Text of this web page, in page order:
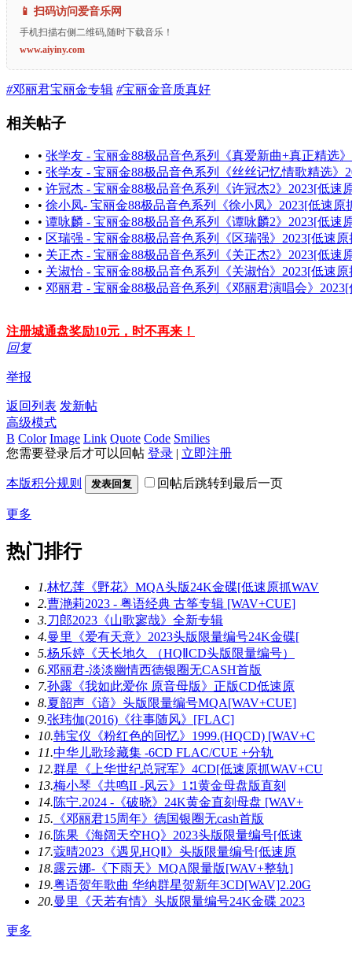
📱 扫码访问爱音乐网
手机扫描右侧二维码,随时下载音乐！
www.aiyiny.com
#邓丽君宝丽金专辑 #宝丽金音质真好
相关帖子
• 张学友 - 宝丽金88极品音色系列《真爱新曲+真正精选
• 张学友 - 宝丽金88极品音色系列《丝丝记忆情歌精选》
• 许冠杰 - 宝丽金88极品音色系列《许冠杰2》2023[低速
• 徐小凤- 宝丽金88极品音色系列《徐小凤》2023[低速原
• 谭咏麟 - 宝丽金88极品音色系列《谭咏麟2》2023[低速
• 区瑞强 - 宝丽金88极品音色系列《区瑞强》2023[低速
• 关正杰 - 宝丽金88极品音色系列《关正杰2》2023[低速
• 关淑怡 - 宝丽金88极品音色系列《关淑怡》2023[低速
• 邓丽君 - 宝丽金88极品音色系列《邓丽君演唱会》
注册城通盘奖励10元，时不再来！
回复
举报
返回列表 发新帖
高级模式
B Color Image Link Quote Code Smilies
您需要登录后才可以回帖 登录 | 立即注册
本版积分规则 发表回复 回帖后跳转到最后一页
更多
热门排行
1.林忆莲《野花》MQA头版24K金碟[低速原抓WAV
2.曹滟莉2023 - 粤语经典 古筝专辑 [WAV+CUE]
3.刀郎2023《山歌寥哉》全新专辑
4.曼里《爱有天意》2023头版限量编号24K金碟[
5.杨乐婷《天长地久 （HQⅡCD头版限量编号）
6.邓丽君-淡淡幽情西德银圈无CASH首版
7.孙露《我如此爱你 原音母版》正版CD低速原
8.夏韶声《谙》头版限量编号MQA[WAV+CUE]
9.张玮伽(2016)《往事随风》[FLAC]
10.韩宝仪《粉红色的回忆》1999.(HQCD) [WAV+C
11.中华儿歌珍藏集 -6CD FLAC/CUE +分轨
12.群星《上华世纪总冠军》4CD[低速原抓WAV+CU
13.梅小琴《共鸣II -风云》1∶1黄金母盘版直刻
14.陈宁.2024 -《破晓》24K黄金直刻母盘 [WAV+
15. 《邓丽君15周年》德国银圈无cash首版
16.陈果《海阔天空HQ》2023头版限量编号[低速
17.蔻晴2023《遇见HQⅡ》头版限量编号[低速原
18.露云娜-《下雨天》MQA限量版[WAV+整轨]
19.粤语贺年歌曲 华纳群星贺新年3CD[WAV]2.20G
20.曼里《天若有情》头版限量编号24K金碟 2023
更多